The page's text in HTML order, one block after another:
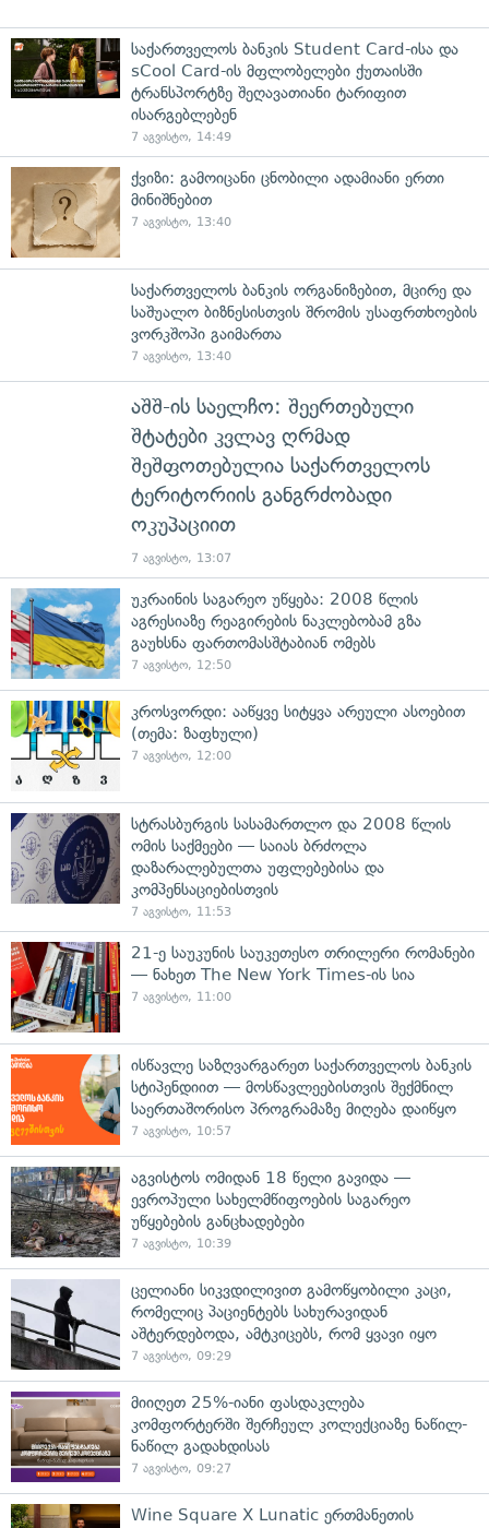
საქართველოს ბანკის Student Card-ისა და
sCool Card-ის მფლობელები ქუთაისში
ტრანსპორტზე შეღავათიანი ტარიფით
ისარგებლებენ
7 აგვისტო, 14:49
ქვიზი: გამოიცანი ცნობილი ადამიანი ერთი
მინიშნებით
7 აგვისტო, 13:40
საქართველოს ბანკის ორგანიზებით, მცირე და
საშუალო ბიზნესისთვის შრომის უსაფრთხოების
ვორკშოპი გაიმართა
7 აგვისტო, 13:40
აშშ-ის საელჩო: შეერთებული
შტატები კვლავ ღრმად
შეშფოთებულია საქართველოს
ტერიტორიის განგრძობადი
ოკუპაციით
7 აგვისტო, 13:07
უკრაინის საგარეო უწყება: 2008 წლის
აგრესიაზე რეაგირების ნაკლებობამ გზა
გაუხსნა ფართომასშტაბიან ომებს
7 აგვისტო, 12:50
კროსვორდი: ააწყვე სიტყვა არეული ასოებით
(თემა: ზაფხული)
7 აგვისტო, 12:00
სტრასბურგის სასამართლო და 2008 წლის
ომის საქმეები — საიას ბრძოლა
დაზარალებულთა უფლებებისა და
კომპენსაციებისთვის
7 აგვისტო, 11:53
21-ე საუკუნის საუკეთესო თრილერი რომანები
— ნახეთ The New York Times-ის სია
7 აგვისტო, 11:00
ისწავლე საზღვარგარეთ საქართველოს ბანკის
სტიპენდიით — მოსწავლეებისთვის შექმნილ
საერთაშორისო პროგრამაზე მიღება დაიწყო
7 აგვისტო, 10:57
აგვისტოს ომიდან 18 წელი გავიდა —
ევროპული სახელმწიფოების საგარეო
უწყებების განცხადებები
7 აგვისტო, 10:39
ცელიანი სიკვდილივით გამოწყობილი კაცი,
რომელიც პაციენტებს სახურავიდან
აშტერდებოდა, ამტკიცებს, რომ ყვავი იყო
7 აგვისტო, 09:29
მიიღეთ 25%-იანი ფასდაკლება
კომფორტერში შერჩეულ კოლექციაზე ნაწილ-
ნაწილ გადახდისას
7 აგვისტო, 09:27
Wine Square X Lunatic ერთმანეთის